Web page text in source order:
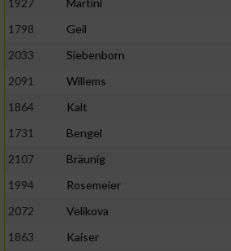
1927
Martini
1798
Geil
2033
Siebenborn
2091
Willems
1864
Kalt
1731
Bengel
2107
Bräunig
1994
Rosemeier
2072
Velikova
1863
Kaiser